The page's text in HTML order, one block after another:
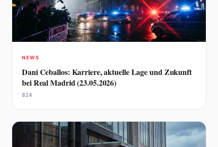
NEWS
Dani Ceballos: Karriere, aktuelle Lage und Zukunft
bei Real Madrid (23.05.2026)
824